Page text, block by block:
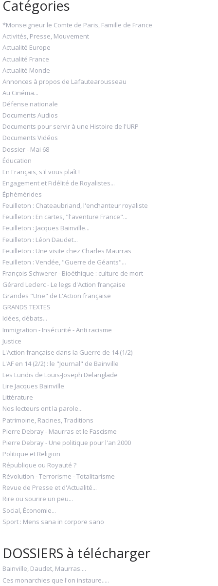
Catégories
*Monseigneur le Comte de Paris, Famille de France
Activités, Presse, Mouvement
Actualité Europe
Actualité France
Actualité Monde
Annonces à propos de Lafautearousseau
Au Cinéma...
Défense nationale
Documents Audios
Documents pour servir à une Histoire de l'URP
Documents Vidéos
Dossier - Mai 68
Éducation
En Français, s'il vous plaît !
Engagement et Fidélité de Royalistes...
Éphémérides
Feuilleton : Chateaubriand, l'enchanteur royaliste
Feuilleton : En cartes, "l'aventure France"...
Feuilleton : Jacques Bainville...
Feuilleton : Léon Daudet...
Feuilleton : Une visite chez Charles Maurras
Feuilleton : Vendée, "Guerre de Géants"...
François Schwerer - Bioéthique : culture de mort
Gérard Leclerc - Le legs d'Action française
Grandes "Une" de L'Action française
GRANDS TEXTES
Idées, débats...
Immigration - Insécurité - Anti racisme
Justice
L'Action française dans la Guerre de 14 (1/2)
L'AF en 14 (2/2) : le "Journal" de Bainville
Les Lundis de Louis-Joseph Delanglade
Lire Jacques Bainville
Littérature
Nos lecteurs ont la parole...
Patrimoine, Racines, Traditions
Pierre Debray - Maurras et le Fascisme
Pierre Debray - Une politique pour l'an 2000
Politique et Religion
République ou Royauté ?
Révolution - Terrorisme - Totalitarisme
Revue de Presse et d'Actualité...
Rire ou sourire un peu...
Social, Économie...
Sport : Mens sana in corpore sano
DOSSIERS à télécharger
Bainville, Daudet, Maurras....
Ces monarchies que l'on instaure.....